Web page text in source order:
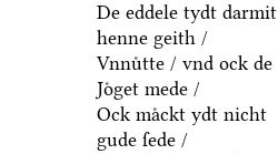
De eddele tydt darmit
henne geith /
Vnnuͤtte / vnd ock de
Joͤget mede /
Ock maͤckt ydt nicht
gude ſede /